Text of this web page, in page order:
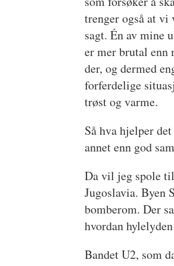
trenger også at
sagt. Én av mine
er mer brutal enn
der, og dermed
forferdelige
trøst og varme.
Så hva hjelper
annet enn god
Da vil jeg spole
Jugoslavia. Byen
bomberom. Der
hvordan
Bandet U2, som